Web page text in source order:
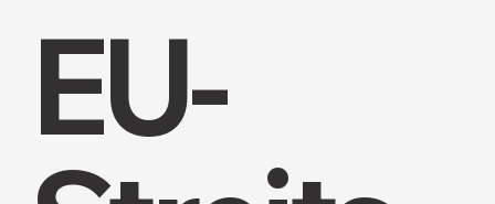
EU-